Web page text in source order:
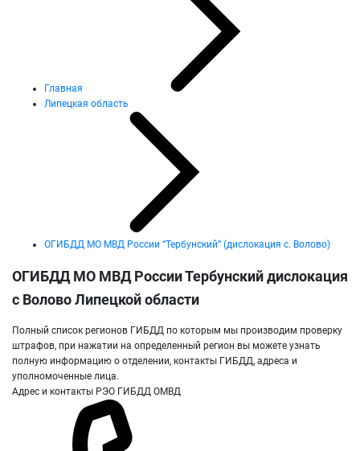
Главная
Липецкая область
ОГИБДД МО МВД России “Тербунский” (дислокация с. Волово)
ОГИБДД МО МВД России Тербунский дислокация
с Волово Липецкой области
Полный список регионов ГИБДД по которым мы производим проверку
штрафов, при нажатии на определенный регион вы можете узнать
полную информацию о отделении, контакты ГИБДД, адреса и
уполномоченные лица.
Адрес и контакты РЭО ГИБДД ОМВД